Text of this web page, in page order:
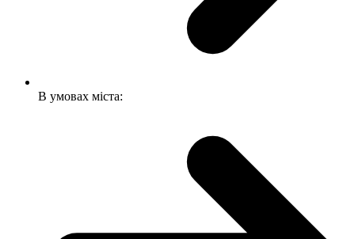
В умовах міста: